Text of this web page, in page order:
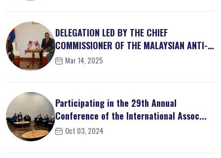
DELEGATION LED BY THE CHIEF
COMMISSIONER OF THE MALAYSIAN ANTI-
CORRUPT...
Mar 14, 2025
Participating in the 29th Annual
Conference of the International Assoc...
Oct 03, 2024